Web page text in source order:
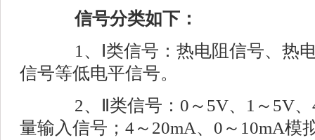
信号分类如下：
1、Ⅰ类信号：热电阻信号、热
信号等低电平信号。
2、Ⅱ类信号：0～5V、1～5V、
量输入信号；4～20mA、0～10mA模